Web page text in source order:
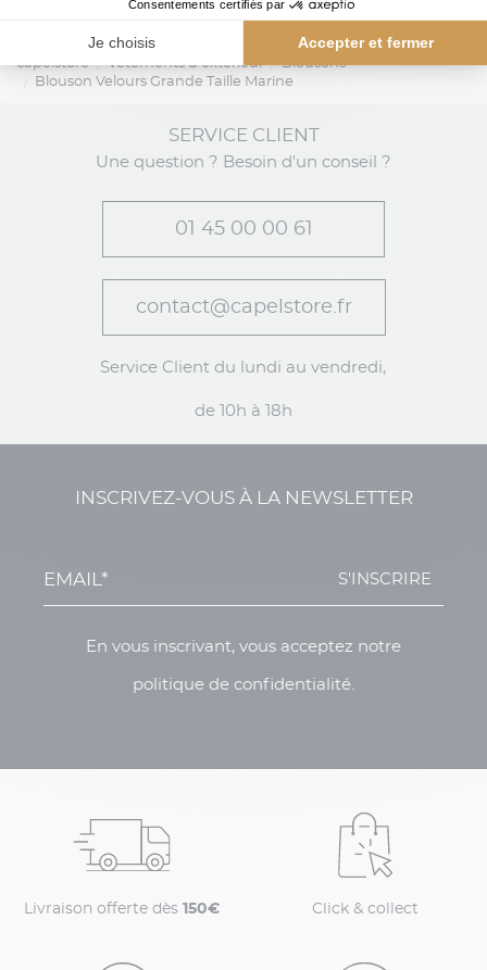
capelstore Vêtements d'extérieur
Blousons
Blouson Velours Grande Taille Marine
SERVICE CLIENT
Une question ? Besoin d'un conseil ?
01 45 00 00 61
contact@capelstore.fr
Service Client du lundi au vendredi,
de 10h à 18h
INSCRIVEZ-VOUS À LA NEWSLETTER
S'INSCRIRE
En vous inscrivant, vous acceptez notre
politique de confidentialité.
Livraison offerte dès 150€ Click & collect